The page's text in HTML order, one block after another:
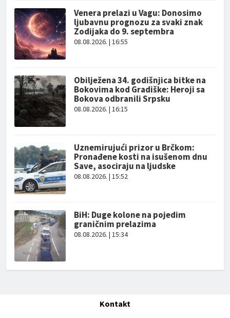
Venera prelazi u Vagu: Donosimo
ljubavnu prognozu za svaki znak
Zodijaka do 9. septembra
08.08.2026. | 16:55
Obilježena 34. godišnjica bitke na
Bokovima kod Gradiške: Heroji sa
Bokova odbranili Srpsku
08.08.2026. | 16:15
Uznemirujući prizor u Brčkom:
Pronađene kosti na isušenom dnu
Save, asociraju na ljudske
08.08.2026. | 15:52
BiH: Duge kolone na pojedim
graničnim prelazima
08.08.2026. | 15:34
Kontakt